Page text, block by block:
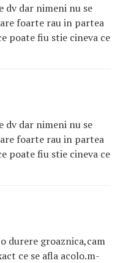
dar nimeni nu se
foarte rau in partea
poate fiu stie cineva ce
dar nimeni nu se
foarte rau in partea
poate fiu stie cineva ce
durere groaznica,cam
ce se afla acolo.m-